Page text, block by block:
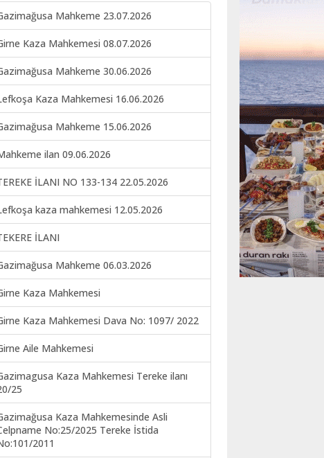
Mahkeme 23.07.2026
Kaza Mahkemesi 08.07.2026
Mahkeme 30.06.2026
Kaza Mahkemesi 16.06.2026
Mahkeme 15.06.2026
ilan 09.06.2026
İLANI NO 133-134 22.05.2026
kaza mahkemesi 12.05.2026
İLANI
Mahkeme 06.03.2026
Kaza Mahkemesi
Kaza Mahkemesi Dava No: 1097/ 2022
Aile Mahkemesi
Kaza Mahkemesi Tereke ilanı
25
Kaza Mahkemesinde Asli
No:25/2025 Tereke İstida
2011